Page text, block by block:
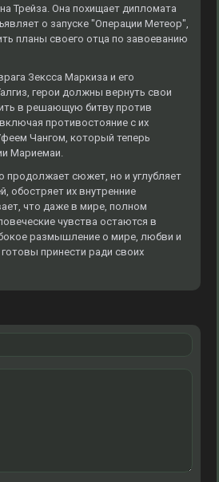
Трейза. Она похищает дипломата
о запуске "Операции Метеор",
планы своего отца по завоеванию
Зексса Маркиза и его
герои должны вернуть свои
в решающую битву против
противостояние с их
Чангом, который теперь
Мариемаи.
продолжает сюжет, но и углубляет
обостряет их внутренние
что даже в мире, полном
чувства остаются в
размышление о мире, любви и
принести ради своих